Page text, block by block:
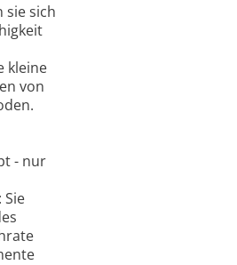
sie sich
kleine
von
- nur